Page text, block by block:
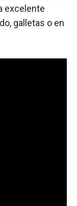
excelente
galletas o en